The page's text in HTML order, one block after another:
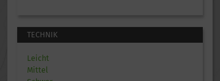
TECHNIK
Leicht
Mittel